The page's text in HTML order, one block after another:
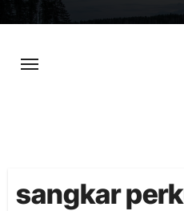
content
sangkar